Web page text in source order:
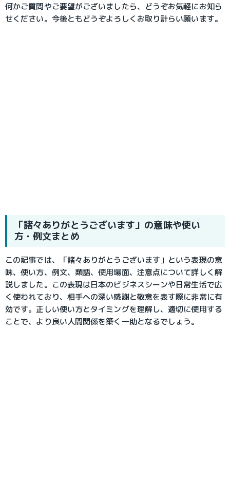
何かご質問やご要望がございましたら、どうぞお気軽にお知ら
せください。今後ともどうぞよろしくお取り計らい願います。
「諸々ありがとうございます」の意味や使い
方・例文まとめ
この記事では、「諸々ありがとうございます」という表現の意
味、使い方、例文、類語、使用場面、注意点について詳しく解
説しました。この表現は日本のビジネスシーンや日常生活で広
く使われており、相手への深い感謝と敬意を表す際に非常に有
効です。正しい使い方とタイミングを理解し、適切に使用する
ことで、より良い人間関係を築く一助となるでしょう。